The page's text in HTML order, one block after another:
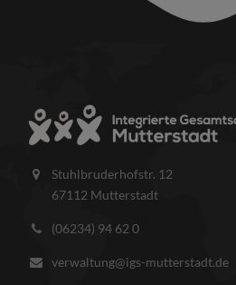
Stuhlbruderhofstr. 12
67112 Mutterstadt
(06234) 94 62 0
verwaltung@igs-mutterstadt.de